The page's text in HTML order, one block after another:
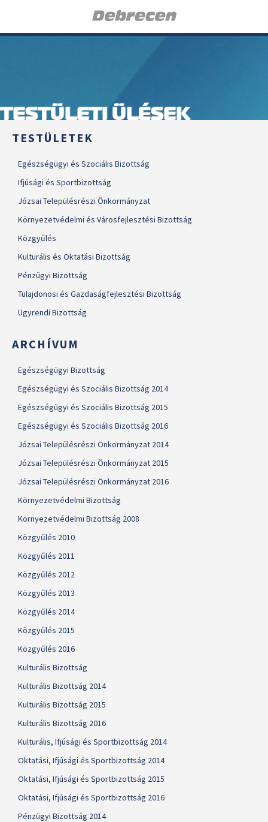
TESTÜLETI ÜLÉSEK
TESTÜLETEK
Egészségügyi és Szociális Bizottság
Ifjúsági és Sportbizottság
Józsai Településrészi Önkormányzat
Környezetvédelmi és Városfejlesztési Bizottság
Közgyűlés
Kulturális és Oktatási Bizottság
Pénzügyi Bizottság
Tulajdonosi és Gazdaságfejlesztési Bizottság
Ügyrendi Bizottság
ARCHÍVUM
Egészségügyi Bizottság
Egészségügyi és Szociális Bizottság 2014
Egészségügyi és Szociális Bizottság 2015
Egészségügyi és Szociális Bizottság 2016
Józsai Településrészi Önkormányzat 2014
Józsai Településrészi Önkormányzat 2015
Józsai Településrészi Önkormányzat 2016
Környezetvédelmi Bizottság
Környezetvédelmi Bizottság 2008
Közgyűlés 2010
Közgyűlés 2011
Közgyűlés 2012
Közgyűlés 2013
Közgyűlés 2014
Közgyűlés 2015
Közgyűlés 2016
Kulturális Bizottság
Kulturális Bizottság 2014
Kulturális Bizottság 2015
Kulturális Bizottság 2016
Kulturális, Ifjúsági és Sportbizottság 2014
Oktatási, Ifjúsági és Sportbizottság 2014
Oktatási, Ifjúsági és Sportbizottság 2015
Oktatási, Ifjúsági és Sportbizottság 2016
Pénzügyi Bizottság 2014